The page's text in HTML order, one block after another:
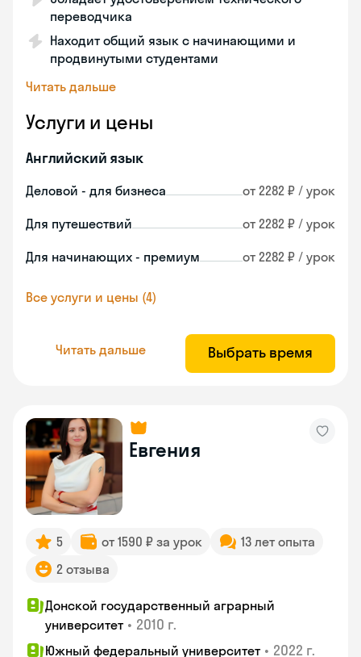
переводчика
Находит общий язык с начинающими и
продвинутыми студентами
Читать дальше
Услуги и цены
Английский язык
Деловой - для бизнеса от 2282 ₽ / урок
Для путешествий от 2282 ₽ / урок
Для начинающих - премиум от 2282 ₽ / урок
Все услуги и цены (4)
Читать дальше Выбрать время
Евгения
5 от 1590 ₽ за урок
13 лет опыта
2 отзыва
Донской государственный аграрный
университет • 2010 г.
Южный федеральный университет • 2022 г.